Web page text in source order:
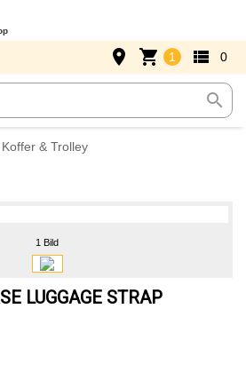
search
place shopping_cart 1 view_list 0
Koffer & Trolley
1 Bild
LUGGAGE STRAP